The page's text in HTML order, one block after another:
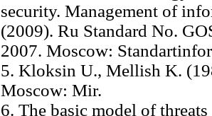
security. Management of
(2009). Ru Standard No.
2007. Moscow:
5. Kloksin U., Mellish K.
Moscow: Mir.
6. The basic model of